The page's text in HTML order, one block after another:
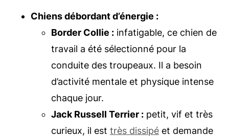
Chiens débordant d’énergie :
Border Collie : infatigable, ce chien de
travail a été sélectionné pour la
conduite des troupeaux. Il a besoin
d’activité mentale et physique intense
chaque jour.
Jack Russell Terrier : petit, vif et très
curieux, il est très dissipé et demande